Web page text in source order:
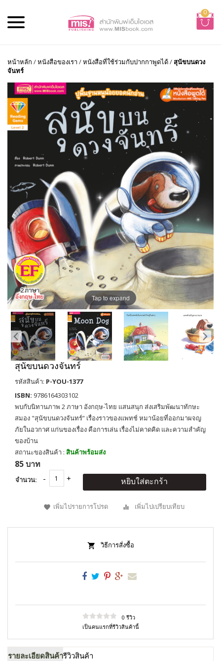
0
หน้าหลัก /หนังสือของเรา /หนังสือที่ใช้ร่วมกับปากกาพูดได้/สุนัขบนดวง
จันทร์
Tap to expand
สุนัขบนดวงจันทร์
รหัสสินค้า: P-YOU-1377
ISBN: 9786164303102
พบกับนิทานภาพ 2 ภาษา อังกฤษ-ไทย แสนสนุก ส่งเสริมพัฒนาทักษะ
สมอง "สุนัขบนดวงจันทร์” เรื่องราวของแพทช์ หมาน้อยที่ออกมาผจญ
ภัยในอวกาศ แก่นของเรื่อง คือการเล่น เรื่องไม่คาดคิด และความสำคัญ
ของบ้าน
สถานะของสินค้า : สินค้าพร้อมส่ง
85 บาท
จำนวน: หยิบใส่ตะกร้า
เพิ่มไปรายการโปรด เพิ่มไปเปรียบเทียบ
วิธีการสั่งซื้อ
0 รีวิว
เป็นคนแรกที่รีวิวสินค้านี้
รายละเอียดสินค้ารีวิวสินค้า